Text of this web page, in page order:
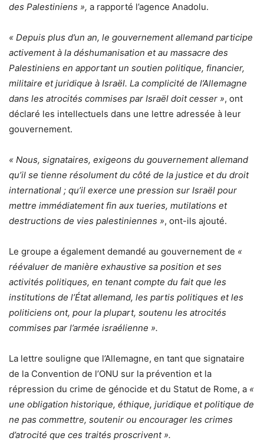
des Palestiniens », a rapporté l’agence Anadolu.
« Depuis plus d’un an, le gouvernement allemand participe
activement à la déshumanisation et au massacre des
Palestiniens en apportant un soutien politique, financier,
militaire et juridique à Israël. La complicité de l’Allemagne
dans les atrocités commises par Israël doit cesser », ont
déclaré les intellectuels dans une lettre adressée à leur
gouvernement.
« Nous, signataires, exigeons du gouvernement allemand
qu’il se tienne résolument du côté de la justice et du droit
international ; qu’il exerce une pression sur Israël pour
mettre immédiatement fin aux tueries, mutilations et
destructions de vies palestiniennes », ont-ils ajouté.
Le groupe a également demandé au gouvernement de «
réévaluer de manière exhaustive sa position et ses
activités politiques, en tenant compte du fait que les
institutions de l’État allemand, les partis politiques et les
politiciens ont, pour la plupart, soutenu les atrocités
commises par l’armée israélienne ».
La lettre souligne que l’Allemagne, en tant que signataire
de la Convention de l’ONU sur la prévention et la
répression du crime de génocide et du Statut de Rome, a «
une obligation historique, éthique, juridique et politique de
ne pas commettre, soutenir ou encourager les crimes
d’atrocité que ces traités proscrivent ».